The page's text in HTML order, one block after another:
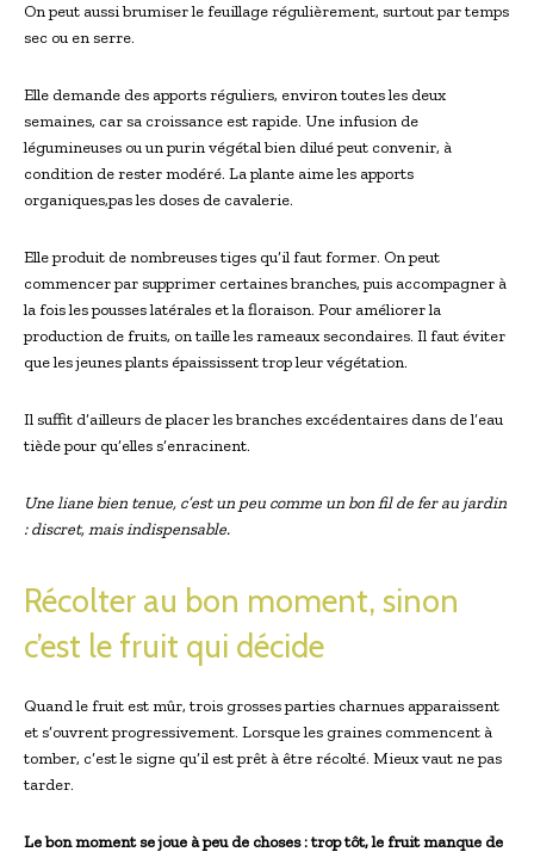
On peut aussi brumiser le feuillage régulièrement, surtout par temps
sec ou en serre.
Elle demande des apports réguliers, environ toutes les deux
semaines, car sa croissance est rapide. Une infusion de
légumineuses ou un purin végétal bien dilué peut convenir, à
condition de rester modéré. La plante aime les apports
organiques,pas les doses de cavalerie.
Elle produit de nombreuses tiges qu’il faut former. On peut
commencer par supprimer certaines branches, puis accompagner à
la fois les pousses latérales et la floraison. Pour améliorer la
production de fruits, on taille les rameaux secondaires. Il faut éviter
que les jeunes plants épaississent trop leur végétation.
Il suffit d’ailleurs de placer les branches excédentaires dans de l’eau
tiède pour qu’elles s’enracinent.
Une liane bien tenue, c’est un peu comme un bon fil de fer au jardin
: discret, mais indispensable.
Récolter au bon moment, sinon
c’est le fruit qui décide
Quand le fruit est mûr, trois grosses parties charnues apparaissent
et s’ouvrent progressivement. Lorsque les graines commencent à
tomber, c’est le signe qu’il est prêt à être récolté. Mieux vaut ne pas
tarder.
Le bon moment se joue à peu de choses : trop tôt, le fruit manque de